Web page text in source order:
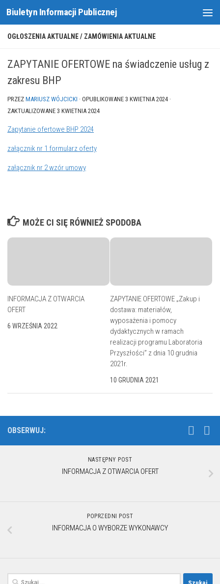
Skip to content
Biuletyn Informacji Publicznej
OGŁOSZENIA AKTUALNE/ ZAMÓWIENIA AKTUALNE
ZAPYTANIE OFERTOWE na świadczenie usług z
zakresu BHP
PRZEZ MARIUSZ WÓJCICKI · OPUBLIKOWANE 3 KWIETNIA 2024 ·
ZAKTUALIZOWANE 3 KWIETNIA 2024
Zapytanie ofertowe BHP 2024
załącznik nr 1 formularz oferty
załącznik nr 2 wzór umowy
MOŻE CI SIĘ RÓWNIEŻ SPODOBA
INFORMACJA Z OTWARCIA
OFERT
6 WRZEŚNIA 2022
ZAPYTANIE OFERTOWE „Zakup i
dostawa: materiałów,
wyposażenia i pomocy
dydaktycznych w ramach
realizacji programu Laboratoria
Przyszłości” z dnia 10 grudnia
2021r.
10 GRUDNIA 2021
OBSERWUJ:
NASTĘPNY POST
INFORMACJA Z OTWARCIA OFERT
POPRZEDNI POST
INFORMACJA O WYBORZE WYKONAWCY
Szukaj: